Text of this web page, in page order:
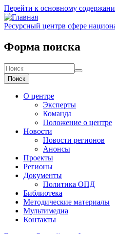
Перейти к основному
Ресурсный центрв сфере
Форма поиска
Поиск
О центре
Эксперты
Команда
Положение о центре
Новости
Новости регионов
Анонсы
Проекты
Регионы
Документы
Политика ОПД
Библиотека
Методические материалы
Мультимедиа
Контакты